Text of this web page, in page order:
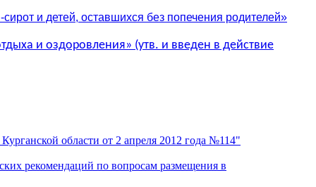
и детей, оставшихся без попечения родителей»
и оздоровления» (утв. и введен в действие
области от 2 апреля 2012 года №114"
рекомендаций по вопросам размещения в